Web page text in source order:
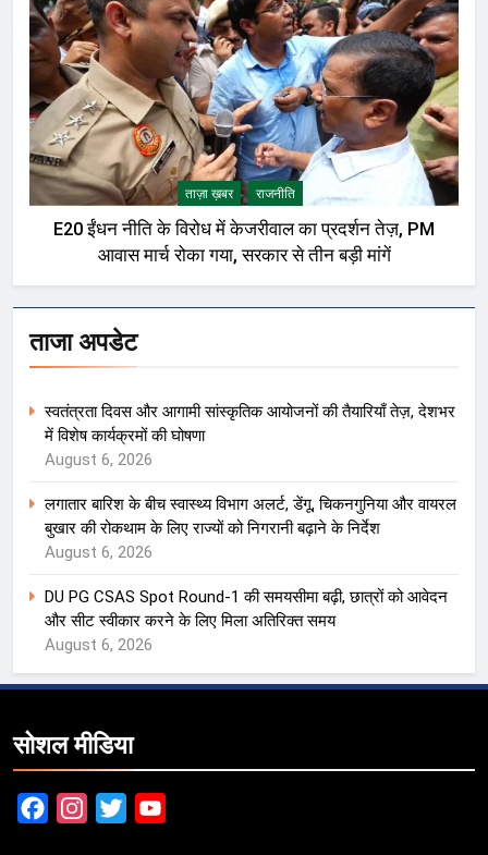
ताज़ा ख़बर राजनीति
E20 ईंधन नीति के विरोध में केजरीवाल का प्रदर्शन तेज़, PM
आवास मार्च रोका गया, सरकार से तीन बड़ी मांगें
ताजा अपडेट
स्वतंत्रता दिवस और आगामी सांस्कृतिक आयोजनों की तैयारियाँ तेज़, देशभर
में विशेष कार्यक्रमों की घोषणा
August 6, 2026
लगातार बारिश के बीच स्वास्थ्य विभाग अलर्ट, डेंगू, चिकनगुनिया और वायरल
बुखार की रोकथाम के लिए राज्यों को निगरानी बढ़ाने के निर्देश
August 6, 2026
DU PG CSAS Spot Round-1 की समयसीमा बढ़ी, छात्रों को आवेदन
और सीट स्वीकार करने के लिए मिला अतिरिक्त समय
August 6, 2026
सोशल मीडिया
FacebookInstagram
Twitter